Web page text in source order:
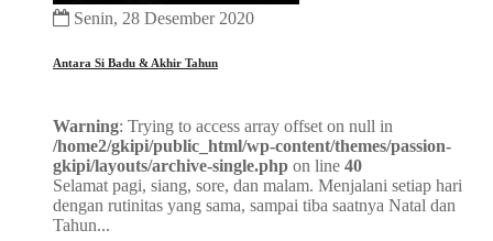
Senin, 28 Desember 2020
Antara Si Badu & Akhir Tahun
Warning: Trying to access array offset on null in
/home2/gkipi/public_html/wp-content/themes/passion-
gkipi/layouts/archive-single.php on line 40
Selamat pagi, siang, sore, dan malam. Menjalani setiap hari
dengan rutinitas yang sama, sampai tiba saatnya Natal dan
Tahun...